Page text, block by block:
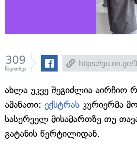
309
წაკითხვა
ახლა უკვე შეგიძლია
ამანათი: ექსტრას კურიერმა
სასურველ მისამართზე თუ
გატანის წერტილიდან.